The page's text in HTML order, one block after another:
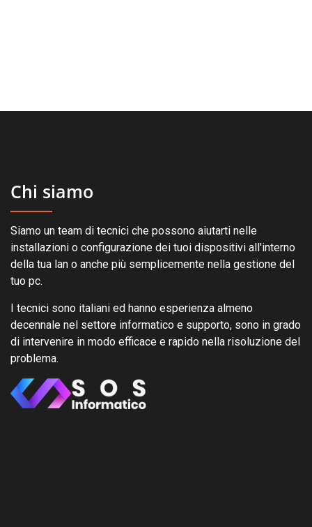
Chi siamo
Siamo un team di tecnici che possono aiutarti nelle
installazioni o configurazione dei tuoi dispositivi all'interno
della tua lan o anche più semplicemente nella gestione del
tuo pc.
I tecnici sono italiani ed hanno esperienza almeno
decennale nel settore informatico e supporto, sono in grado
di intervenire in modo efficace e rapido nella risoluzione del
problema.